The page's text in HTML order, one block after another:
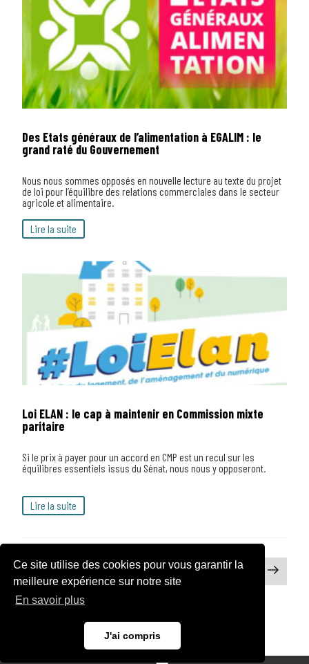
Ce site utilise des cookies pour vous garantir la
meilleure expérience sur notre site
En savoir plus
J'ai compris
Des Etats généraux de l’alimentation à EGALIM : le
grand raté du Gouvernement
Nous nous sommes opposés en nouvelle lecture au texte du projet
de loi pour l’équilibre des relations commerciales dans le secteur
agricole et alimentaire.
Lire la suite
Loi ELAN : le cap à maintenir en Commission mixte
paritaire
Si le prix à payer pour un accord en CMP est un recul sur les
équilibres essentiels issus du Sénat, nous nous y opposeront.
Lire la suite
Navigation
des
articles
Page
précédente
Page2
Page